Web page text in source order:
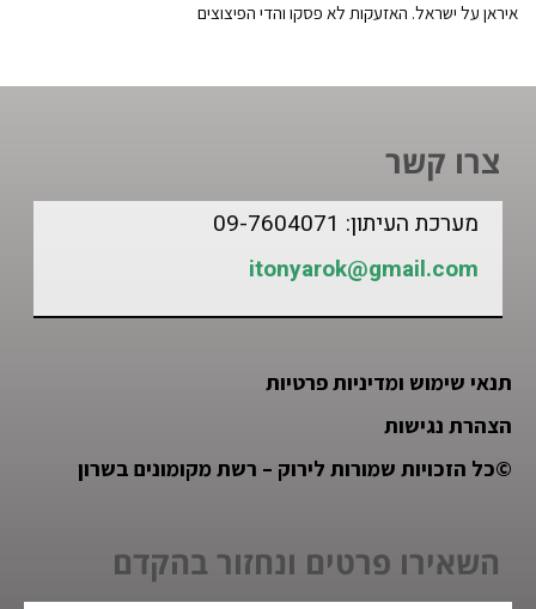
איראן על ישראל. האזעקות לא פסקו והדי הפיצוצים
צרו קשר
מערכת העיתון: 09-7604071
itonyarok@gmail.com
תנאי שימוש ומדיניות פרטיות
הצהרת נגישות
©כל הזכויות שמורות לירוק – רשת מקומונים בשרון
השאירו פרטים ונחזור בהקדם